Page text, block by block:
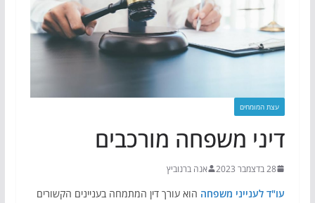
עצת המומחים
דיני משפחה מורכבים
28 בדצמבר 2023 אנה ברנוביץ
עו"ד לענייני משפחה הוא עורך דין המתמחה בעניינים הקשורים